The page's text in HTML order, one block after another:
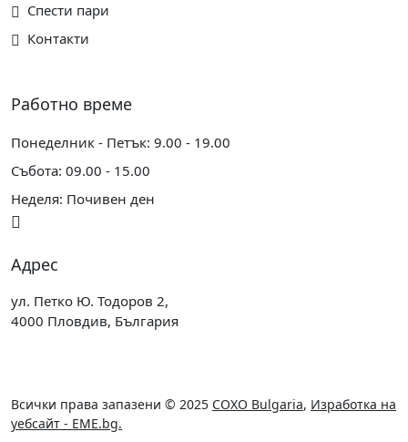
Спести пари
Контакти
Работно време
Понеделник - Петък: 9.00 - 19.00
Събота: 09.00 - 15.00
Неделя: Почивен ден
Адрес
ул. Петко Ю. Тодоров 2,
4000 Пловдив, България
Всички права запазени © 2025 COXO Bulgaria, Изработка на
уебсайт - EME.bg.